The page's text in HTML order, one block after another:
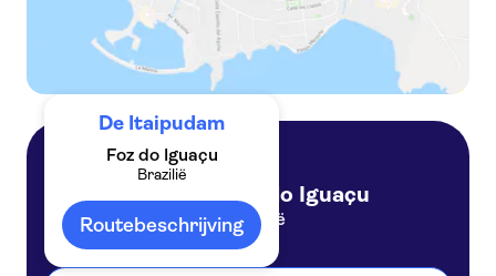
De Itaipudam
Foz do Iguaçu
Brazilië
Routebeschrijving
Foz do Iguaçu
Brazilië